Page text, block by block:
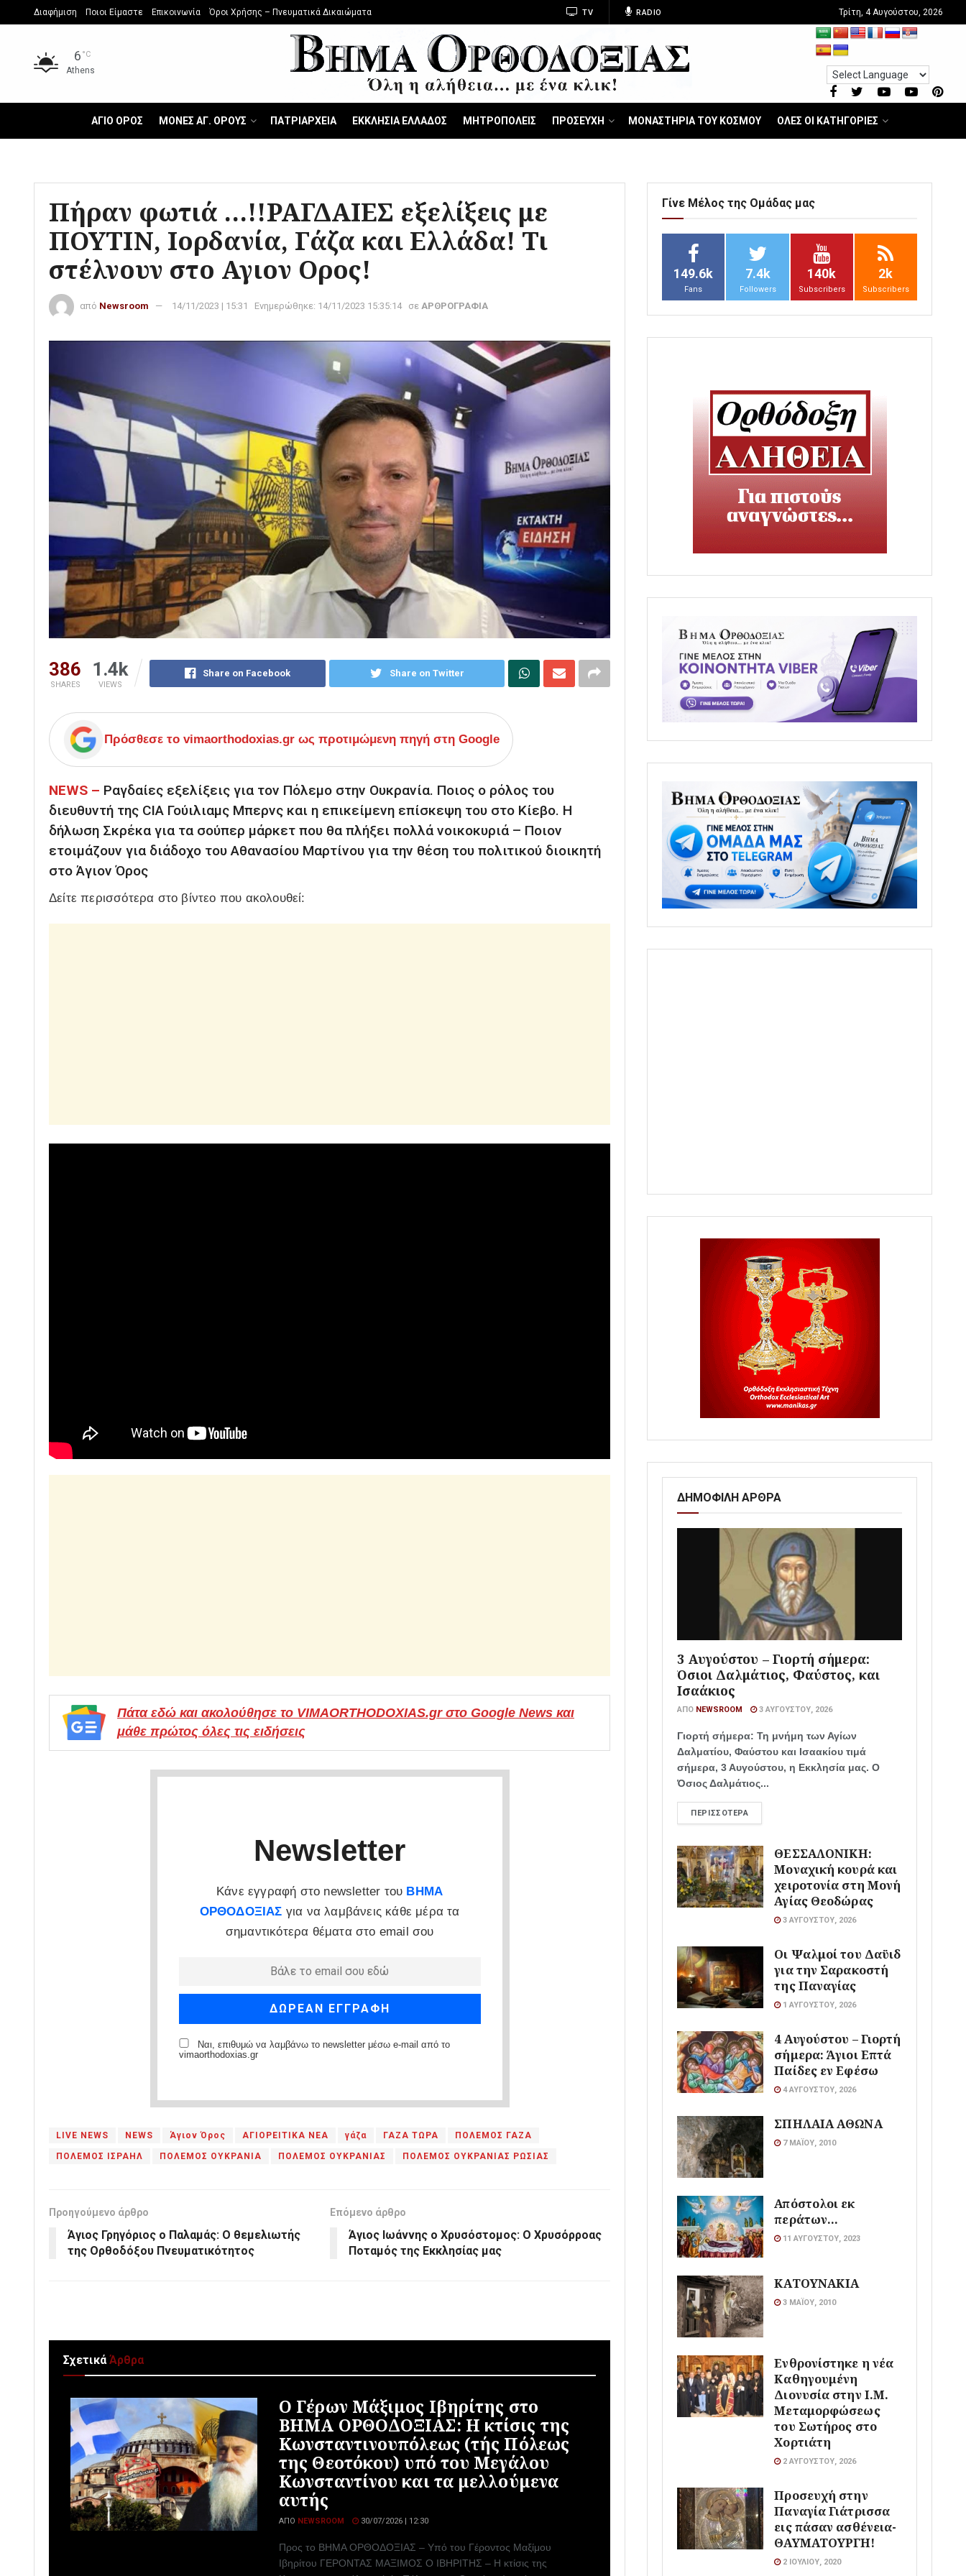
Διαφήμιση Ποιοι Είμαστε Επικοινωνία Όροι Χρήσης – Πνευματικά Δικαιώματα TV RADIO Τρίτη, 4 Αυγούστου, 2026
6 °C
Athens
ΑΓΙΟ ΟΡΟΣ ΜΟΝΕΣ ΑΓ. ΟΡΟΥΣ ΠΑΤΡΙΑΡΧΕΙΑ ΕΚΚΛΗΣΙΑ ΕΛΛΑΔΟΣ ΜΗΤΡΟΠΟΛΕΙΣ ΠΡΟΣΕΥΧΗ ΜΟΝΑΣΤΗΡΙΑ ΤΟΥ ΚΟΣΜΟΥ ΟΛΕΣ ΟΙ ΚΑΤΗΓΟΡΙΕΣ
Πήραν φωτιά …!!ΡΑΓΔΑΙΕΣ εξελίξεις με
ΠΟΥΤΙΝ, Ιορδανία, Γάζα και Ελλάδα! Τι
στέλνουν στο Αγιον Ορος!
από Newsroom 14/11/2023 | 15:31 Ενημερώθηκε: 14/11/2023 15:35:14 σε ΑΡΘΡΟΓΡΑΦΙΑ
386
SHARES
1.4k
VIEWS
Share on Facebook Share on Twitter
Πρόσθεσε το vimaorthodoxias.gr ως προτιμώμενη πηγή στη Google
ΝEWS – Ραγδαίες εξελίξεις για τον Πόλεμο στην Ουκρανία. Ποιος ο ρόλος του
διευθυντή της CIA Γούιλιαμς Μπερνς και η επικείμενη επίσκεψη του στο Κίεβο. Η
δήλωση Σκρέκα για τα σούπερ μάρκετ που θα πλήξει πολλά νοικοκυριά – Ποιον
ετοιμάζουν για διάδοχο του Αθανασίου Μαρτίνου για την θέση του πολιτικού διοικητή
στο Άγιον Όρος
Δείτε περισσότερα στο βίντεο που ακολουθεί:
Πάτα εδώ και ακολούθησε το VIMAORTHODOXIAS.gr στο Google News και
μάθε πρώτος όλες τις ειδήσεις
Newsletter
Κάνε εγγραφή στο newsletter του ΒΗΜΑ
ΟΡΘΟΔΟΞΙΑΣ για να λαμβάνεις κάθε μέρα τα
σημαντικότερα θέματα στο email σου
Ναι, επιθυμώ να λαμβάνω το newsletter μέσω e-mail από το
vimaorthodoxias.gr
LIVE NEWS NEWS Άγιον Όρος ΑΓΙΟΡΕΙΤΙΚΑ ΝΕΑ γάζα ΓΑΖΑ ΤΩΡΑ ΠΟΛΕΜΟΣ ΓΑΖΑ
ΠΟΛΕΜΟΣ ΙΣΡΑΗΛ ΠΟΛΕΜΟΣ ΟΥΚΡΑΝΙΑ ΠΟΛΕΜΟΣ ΟΥΚΡΑΝΙΑΣ ΠΟΛΕΜΟΣ ΟΥΚΡΑΝΙΑΣ ΡΩΣΙΑΣ
Προηγούμενο άρθρο
Άγιος Γρηγόριος ο Παλαμάς: Ο θεμελιωτής
της Oρθοδόξου Πνευματικότητος
Επόμενο άρθρο
Άγιος Ιωάννης ο Χρυσόστομος: Ο Χρυσόρροας
Ποταμός της Εκκλησίας μας
ΣχετικάΆρθρα
Ο Γέρων Μάξιμος Ιβηρίτης στο
ΒΗΜΑ ΟΡΘΟΔΟΞΙΑΣ: Η κτίσις της
Κωνσταντινουπόλεως (τής Πόλεως
της Θεοτόκου) υπό του Μεγάλου
Κωνσταντίνου και τα μελλούμενα
αυτής
ΑΠΌ NEWSROOM 30/07/2026 | 12:30
Προς το ΒΗΜΑ ΟΡΘΟΔΟΞΙΑΣ – Υπό του Γέροντος Μαξίμου
Ιβηρίτου ΓΕΡΟΝΤΑΣ ΜΑΞΙΜΟΣ Ο ΙΒΗΡΙΤΗΣ – Η κτίσις της
Γίνε Μέλος της Ομάδας μας
149.6k
Fans
7.4k
Followers
140k
Subscribers
2k
Subscribers
ΔΗΜΟΦΙΛΗ ΑΡΘΡΑ
3 Αυγούστου – Γιορτή σήμερα:
Όσιοι Δαλμάτιος, Φαύστος, και
Ισαάκιος
ΑΠΌ NEWSROOM 3 ΑΥΓΟΎΣΤΟΥ, 2026
Γιορτή σήμερα: Τη μνήμη των Αγίων
Δαλματίου, Φαύστου και Ισαακίου τιμά
σήμερα, 3 Αυγούστου, η Εκκλησία μας. Ο
Όσιος Δαλμάτιος...
ΠΕΡΙΣΣΌΤΕΡΑ
ΘΕΣΣΑΛΟΝΙΚΗ:
Μοναχική κουρά και
χειροτονία στη Μονή
Αγίας Θεοδώρας
3 ΑΥΓΟΎΣΤΟΥ, 2026
Οι Ψαλμοί του Δαϋιδ
για την Σαρακοστή
της Παναγίας
1 ΑΥΓΟΎΣΤΟΥ, 2026
4 Αυγούστου – Γιορτή
σήμερα: Άγιοι Επτά
Παίδες εν Εφέσω
4 ΑΥΓΟΎΣΤΟΥ, 2026
ΣΠΗΛΑΙΑ ΑΘΩΝΑ
7 ΜΑΪ́ΟΥ, 2010
Απόστολοι εκ
περάτων…
11 ΑΥΓΟΎΣΤΟΥ, 2023
ΚΑΤΟΥΝΑΚΙΑ
3 ΜΑΪ́ΟΥ, 2010
Ενθρονίστηκε η νέα
Καθηγουμένη
Διονυσία στην Ι.Μ.
Μεταμορφώσεως
του Σωτήρος στο
Χορτιάτη
2 ΑΥΓΟΎΣΤΟΥ, 2026
Προσευχή στην
Παναγία Γιάτρισσα
εις πάσαν ασθένεια-
ΘΑΥΜΑΤΟΥΡΓΗ!
2 ΙΟΥΛΊΟΥ, 2020